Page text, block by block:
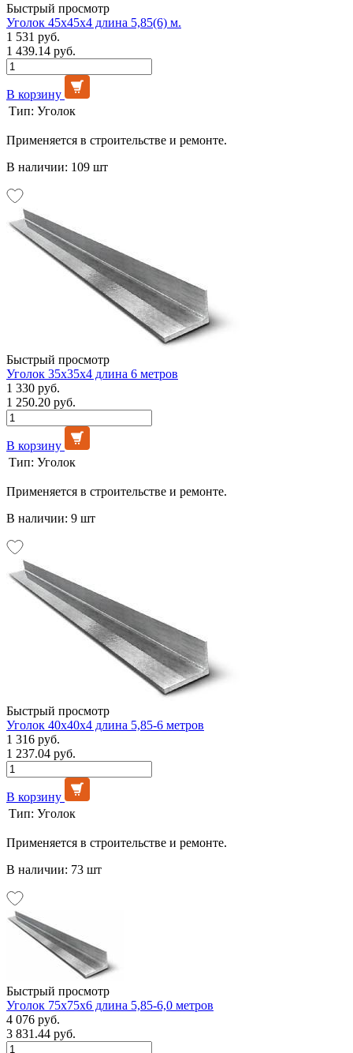
Быстрый просмотр
Уголок 45х45х4 длина 5,85(6) м.
1 531 руб.
1 439.14 руб.
В корзину
Тип: Уголок
Применяется в строительстве и ремонте.
В наличии: 109 шт
Быстрый просмотр
Уголок 35х35х4 длина 6 метров
1 330 руб.
1 250.20 руб.
В корзину
Тип: Уголок
Применяется в строительстве и ремонте.
В наличии: 9 шт
Быстрый просмотр
Уголок 40х40х4 длина 5,85-6 метров
1 316 руб.
1 237.04 руб.
В корзину
Тип: Уголок
Применяется в строительстве и ремонте.
В наличии: 73 шт
Быстрый просмотр
Уголок 75х75х6 длина 5,85-6,0 метров
4 076 руб.
3 831.44 руб.